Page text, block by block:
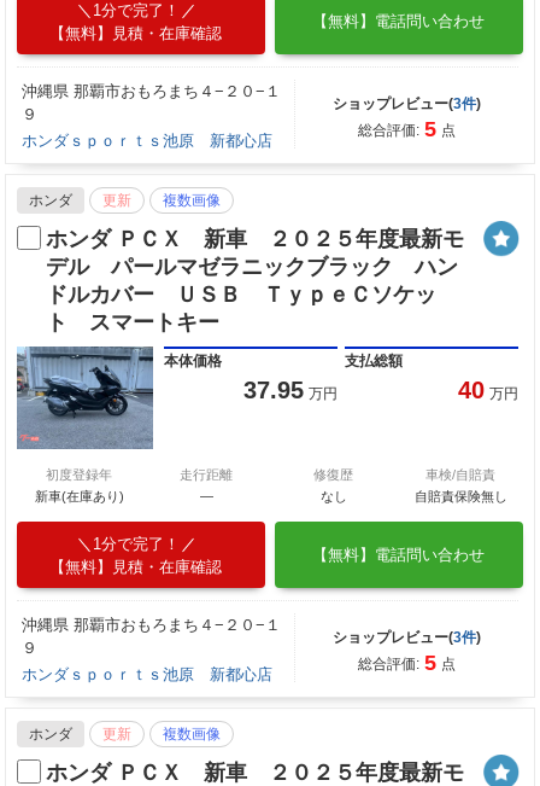
1分で完了！
【無料】見積・在庫確認
【無料】電話問い合わせ
沖縄県 那覇市おもろまち４−２０−１
９
ホンダｓｐｏｒｔｓ池原 新都心店
ショップレビュー(3件)
総合評価: 5 点
ホンダ 更新 複数画像
ホンダ ＰＣＸ 新車 ２０２５年度最新モ
デル パールマゼラニックブラック ハン
ドルカバー ＵＳＢ ＴｙｐｅＣソケッ
ト スマートキー
本体価格
37.95 万円
支払総額
40 万円
初度登録年
新車(在庫あり)
走行距離
―
修復歴
なし
車検/自賠責
自賠責保険無し
1分で完了！
【無料】見積・在庫確認
【無料】電話問い合わせ
沖縄県 那覇市おもろまち４−２０−１
９
ホンダｓｐｏｒｔｓ池原 新都心店
ショップレビュー(3件)
総合評価: 5 点
ホンダ 更新 複数画像
ホンダ ＰＣＸ 新車 ２０２５年度最新モ